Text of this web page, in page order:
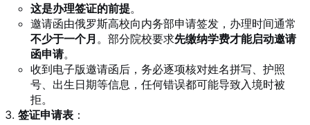
这是办理签证的前提。
邀请函由俄罗斯高校向内务部申请签发 ，办理时间通常
不少于一个月 。部分院校要求先缴纳学费才能启动邀请
函申请。
收到电子版邀请函后，务必逐项核对姓名拼写、护照
号、出生日期等信息，任何错误都可能导致入境时被
拒。
签证申请表 ：